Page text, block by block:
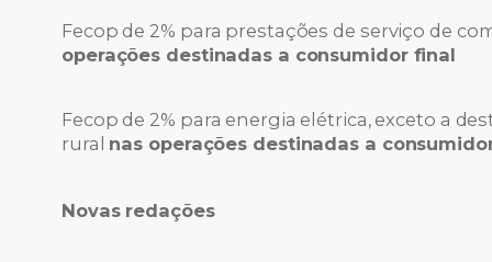
Fecop de 2% para prestações de serviço de
operações destinadas a consumidor final
Fecop de 2% para energia elétrica, exceto a
rural nas operações destinadas a
Novas redações